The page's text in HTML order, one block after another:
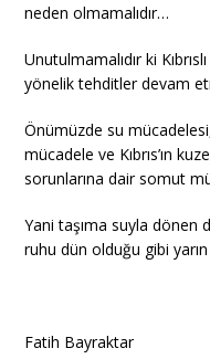
neden olmamalıdır…
Unutulmamalıdır ki
yönelik tehditler devam
Önümüzde su
mücadele ve Kıbrıs’ın
sorunlarına dair somut
Yani taşıma suyla dönen
ruhu dün olduğu gibi
Fatih Bayraktar